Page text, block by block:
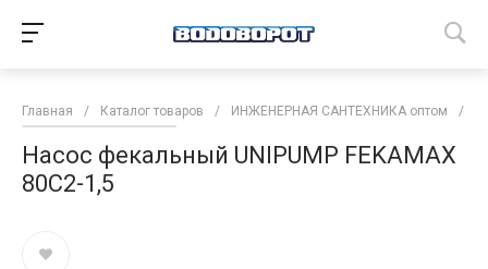
Главная / Каталог товаров / ИНЖЕНЕРНАЯ САНТЕХНИКА оптом /
Насос фекальный UNIPUMP FEKAMAX
80С2-1,5